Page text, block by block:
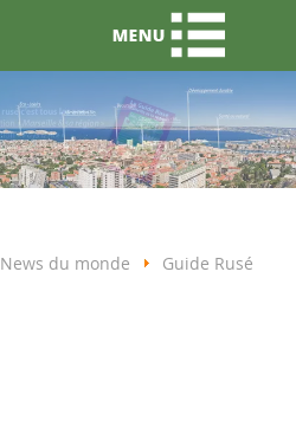
News du monde Guide Rusé